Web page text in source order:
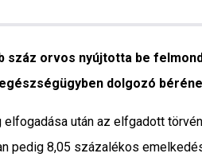
száz orvos nyújtotta be
dolgozó
után az elfgadott
pedig 8,05 százalékos